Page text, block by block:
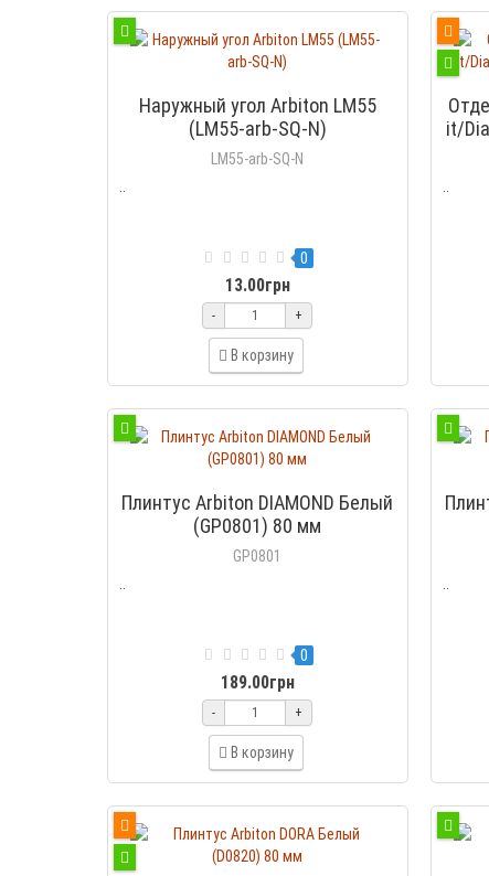
Наружный угол Arbiton LM55
(LM55-arb-SQ-N)
LM55-arb-SQ-N
0
13.00грн
- +
В корзину
it/
Плинтус Arbiton DIAMOND Белый
(GP0801) 80 мм
GP0801
0
189.00грн
- +
В корзину